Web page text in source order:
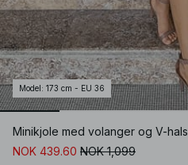
Model : 173 cm - EU 36
Minikjole med volanger og V-hals
NOK 439.60 NOK 1,099